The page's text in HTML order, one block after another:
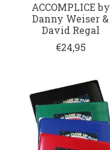
ACCOMPLICE by
Danny Weiser &
David Regal
€24,95